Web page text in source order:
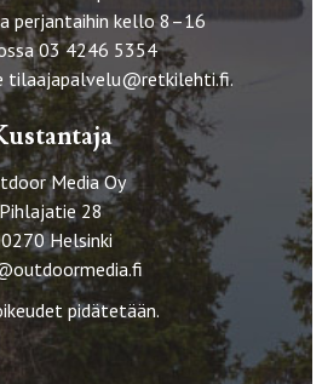
perjantaihin kello 8–16
03 4246 5354
tilaajapalvelu@retkilehti.fi.
Media Oy
Pihlajatie 28
Helsinki
pidätetään.